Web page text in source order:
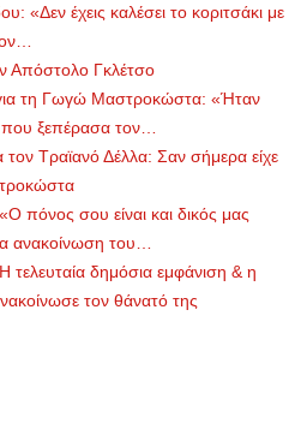
«Δεν έχεις καλέσει το κοριτσάκι με
Απόστολο Γκλέτσο
τη Γωγώ Μαστροκώστα: «Ήταν
ξεπέρασα τον…
Τραϊανό Δέλλα: Σαν σήμερα είχε
σου είναι και δικός μας
ανακοίνωση του…
δημόσια εμφάνιση & η
τον θάνατό της